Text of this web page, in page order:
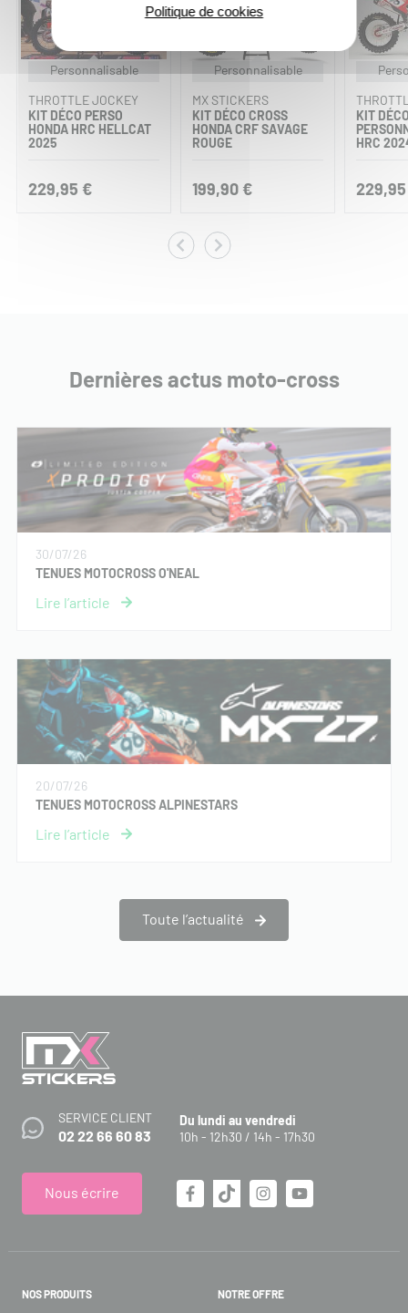
Personnalisable
THROTTLE JOCKEY
KIT DÉCO PERSO
HONDA HRC HELLCAT
2025
229,95 €
Personnalisable
MX STICKERS
KIT DÉCO CROSS
HONDA CRF SAVAGE
ROUGE
199,90 €
KIT
HRC
Dernières actus moto-cross
30/07/26
TENUES MOTOCROSS O'NEAL
20/07/26
TENUES MOTOCROSS ALPINESTARS
Toute l’actualité
SERVICE CLIENT
02 22 66 60 83
Du lundi au vendredi
10h - 12h30 / 14h - 17h30
Nous écrire
NOS PRODUITS NOTRE OFFRE
Politique de cookies